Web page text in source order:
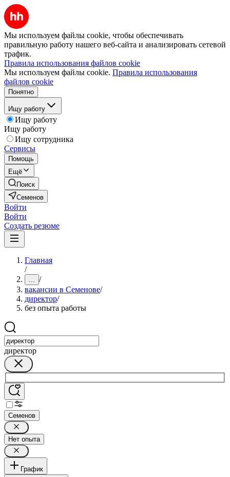
Мы используем файлы cookie, чтобы обеспечивать
правильную работу нашего веб-сайта и анализировать сетевой
трафик.
Правила использования файлов cookie
Мы используем файлы cookie. Правила использования
файлов cookie
Понятно
Ищу работу
Ищу работу
Ищу работу
Ищу сотрудника
Сервисы
Помощь
Ещё
Поиск
Семенов
Войти
Войти
Создать резюме
Главная
/
... /
вакансии в Семенове/
директор/
без опыта работы
директор
Семенов
Нет опыта
График